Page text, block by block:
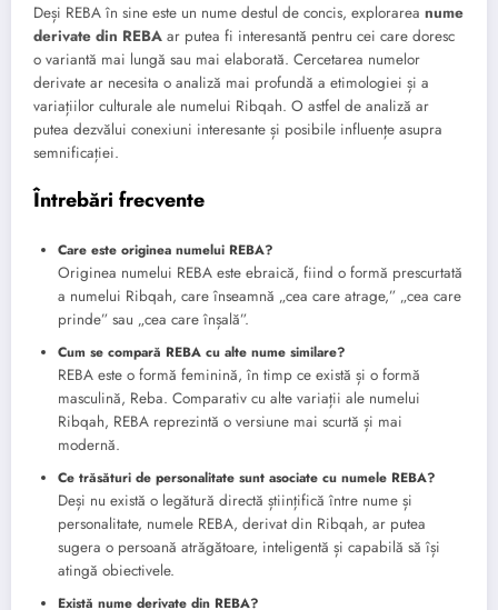
Deși REBA în sine este un nume destul de concis, explorarea nume
derivate din REBA ar putea fi interesantă pentru cei care doresc
o variantă mai lungă sau mai elaborată. Cercetarea numelor
derivate ar necesita o analiză mai profundă a etimologiei și a
variațiilor culturale ale numelui Ribqah. O astfel de analiză ar
putea dezvălui conexiuni interesante și posibile influențe asupra
semnificației.
Întrebări frecvente
Care este originea numelui REBA?
Originea numelui REBA este ebraică, fiind o formă prescurtată
a numelui Ribqah, care înseamnă „cea care atrage,” „cea care
prinde” sau „cea care înșală”.
Cum se compară REBA cu alte nume similare?
REBA este o formă feminină, în timp ce există și o formă
masculină, Reba. Comparativ cu alte variații ale numelui
Ribqah, REBA reprezintă o versiune mai scurtă și mai
modernă.
Ce trăsături de personalitate sunt asociate cu numele REBA?
Deși nu există o legătură directă științifică între nume și
personalitate, numele REBA, derivat din Ribqah, ar putea
sugera o persoană atrăgătoare, inteligentă și capabilă să își
atingă obiectivele.
Există nume derivate din REBA?